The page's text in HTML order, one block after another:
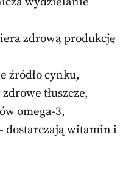
zdrową produkcję
źródło cynku,
tłuszcze,
omega-3,
dostarczają witamin i